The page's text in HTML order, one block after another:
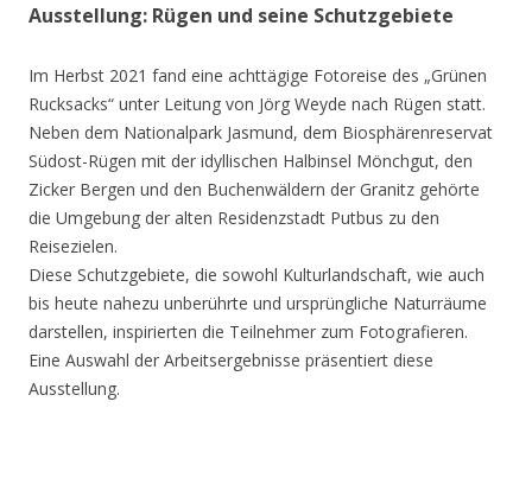
Ausstellung: Rügen und seine Schutzgebiete
Im Herbst 2021 fand eine achttägige Fotoreise des „Grünen
Rucksacks“ unter Leitung von Jörg Weyde nach Rügen statt.
Neben dem Nationalpark Jasmund, dem Biosphärenreservat
Südost-Rügen mit der idyllischen Halbinsel Mönchgut, den
Zicker Bergen und den Buchenwäldern der Granitz gehörte
die Umgebung der alten Residenzstadt Putbus zu den
Reisezielen.
Diese Schutzgebiete, die sowohl Kulturlandschaft, wie auch
bis heute nahezu unberührte und ursprüngliche Naturräume
darstellen, inspirierten die Teilnehmer zum Fotografieren.
Eine Auswahl der Arbeitsergebnisse präsentiert diese
Ausstellung.